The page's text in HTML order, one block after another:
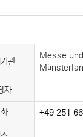
관
Messe
자
+49 251